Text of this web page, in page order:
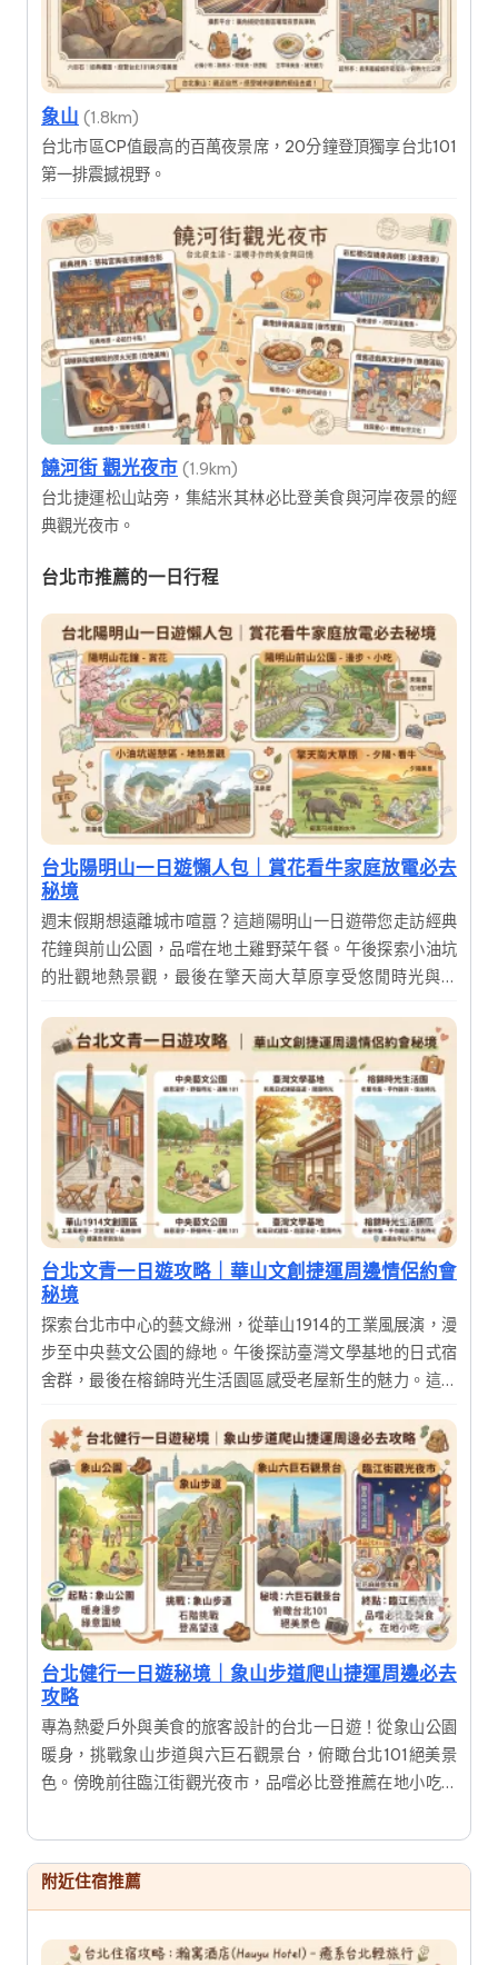
象山 (1.8km)
台北市區CP值最高的百萬夜景席，20分鐘登頂獨享台北101
第一排震撼視野。
饒河街 觀光夜市 (1.9km)
台北捷運松山站旁，集結米其林必比登美食與河岸夜景的經
典觀光夜市。
台北市推薦的一日行程
台北陽明山一日遊懶人包｜賞花看牛家庭放電必去
秘境
週末假期想遠離城市喧囂？這趟陽明山一日遊帶您走訪經典
花鐘與前山公園，品嚐在地土雞野菜午餐。午後探索小油坑
的壯觀地熱景觀，最後在擎天崗大草原享受悠閒時光與夕
感受台北後花園的獨特魅力。
台北文青一日遊攻略｜華山文創捷運周邊情侶約會
秘境
探索台北市中心的藝文綠洲，從華山1914的工業風展演，漫
步至中央藝文公園的綠地。午後探訪臺灣文學基地的日式宿
舍群，最後在榕錦時光生活園區感受老屋新生的魅力。這是
愛攝影與慢活氛圍的旅人。
台北健行一日遊秘境｜象山步道爬山捷運周邊必去
攻略
專為熱愛戶外與美食的旅客設計的台北一日遊！從象山公園
暖身，挑戰象山步道與六巨石觀景台，俯瞰台北101絕美景
色。傍晚前往臨江街觀光夜市，品嚐必比登推薦在地小吃，
附近住宿推薦